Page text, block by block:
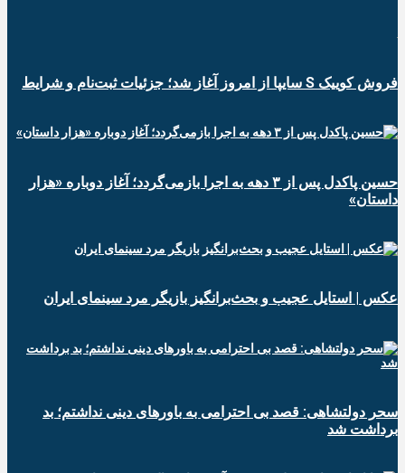
فروش کوییک S سایپا از امروز آغاز شد؛ جزئیات ثبت‌نام و شرایط
حسین پاکدل پس از ۳ دهه به اجرا بازمی‌گردد؛ آغاز دوباره «هزار
داستان»
عکس | استایل عجیب و بحث‌برانگیز بازیگر مرد سینمای ایران
سحر دولتشاهی: قصد بی احترامی به باورهای دینی نداشتم؛ بد
برداشت شد